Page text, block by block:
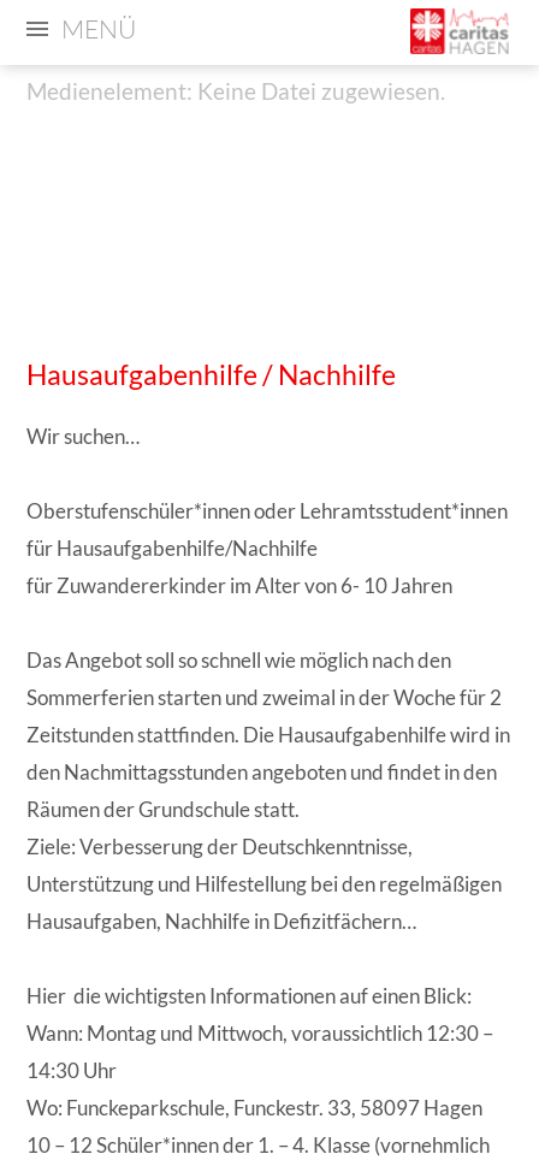
MENÜ
Medienelement: Keine Datei zugewiesen.
Medienelement:
Medienelement: Keine Datei zugewiesen.
Hausaufgabenhilfe / Nachhilfe
Wir suchen…
Oberstufenschüler*innen oder Lehramtsstudent*innen
für Hausaufgabenhilfe/Nachhilfe
für Zuwandererkinder im Alter von 6- 10 Jahren
Das Angebot soll so schnell wie möglich nach den
Sommerferien starten und zweimal in der Woche für 2
Zeitstunden stattfinden. Die Hausaufgabenhilfe wird in
den Nachmittagsstunden angeboten und findet in den
Räumen der Grundschule statt.
Ziele: Verbesserung der Deutschkenntnisse,
Unterstützung und Hilfestellung bei den regelmäßigen
Hausaufgaben, Nachhilfe in Defizitfächern…
Hier die wichtigsten Informationen auf einen Blick:
Wann: Montag und Mittwoch, voraussichtlich 12:30 –
14:30 Uhr
Wo: Funckeparkschule, Funckestr. 33, 58097 Hagen
10 – 12 Schüler*innen der 1. – 4. Klasse (vornehmlich